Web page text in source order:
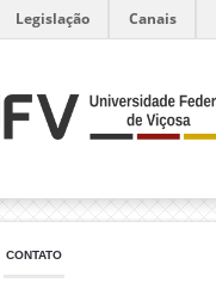
Legislação Canais
CONTATO